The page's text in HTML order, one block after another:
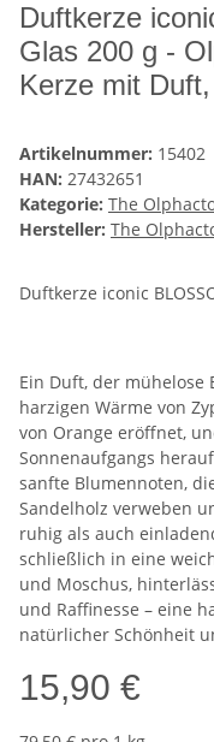
Duftkerze
Glas 200 g -
Kerze mit
Artikelnummer: 15402
HAN: 27432651
Kategorie: The
Hersteller: The
Duftkerze iconic
Ein Duft, der
harzigen Wärme von
von Orange eröffnet,
Sonnenaufgangs
sanfte Blumennoten,
Sandelholz verweben
ruhig als auch
schließlich in eine
und Moschus,
und Raffinesse – eine
natürlicher Schönheit
15,90 €